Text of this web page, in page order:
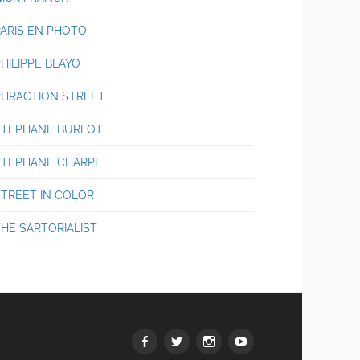
EN PHOTO
BLAYO
STREET
BURLOT
CHARPE
IN COLOR
SARTORIALIST
FacebookTwitterInstagramyoutube